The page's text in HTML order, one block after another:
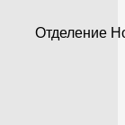
Отделение